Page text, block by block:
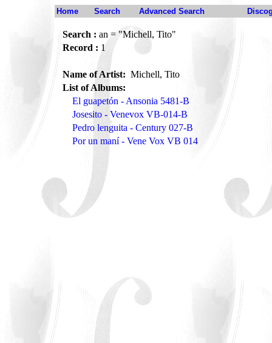
Home Search Advanced Search
Search : an = "Michell, Tito"
Record : 1
Name of Artist: Michell, Tito
List of Albums:
El guapetón - Ansonia 5481-B
Josesito - Venevox VB-014-B
Pedro lenguita - Century 027-B
Por un maní - Vene Vox VB 014